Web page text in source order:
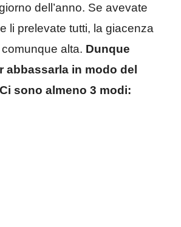
dell’anno. Se avevate
li prelevate tutti, la giacenza
alta. Dunque
abbassarla in modo del
sono almeno 3 modi: